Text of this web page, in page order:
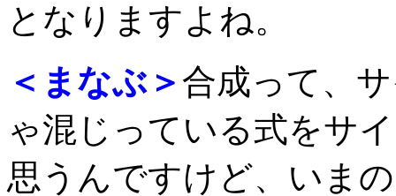
となりますよね。
＜まなぶ＞ 合成って、
ゃ混じっている式をサ
思うんですけど、いま